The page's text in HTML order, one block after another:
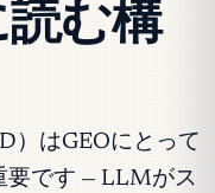
む構
）はGEOにとって
要です — LLMがス